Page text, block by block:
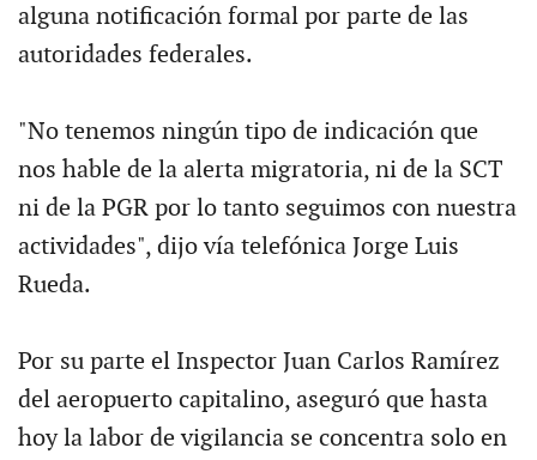
alguna notificación formal por parte de las
autoridades federales.
"No tenemos ningún tipo de indicación que
nos hable de la alerta migratoria, ni de la SCT
ni de la PGR por lo tanto seguimos con nuestra
actividades", dijo vía telefónica Jorge Luis
Rueda.
Por su parte el Inspector Juan Carlos Ramírez
del aeropuerto capitalino, aseguró que hasta
hoy la labor de vigilancia se concentra solo en